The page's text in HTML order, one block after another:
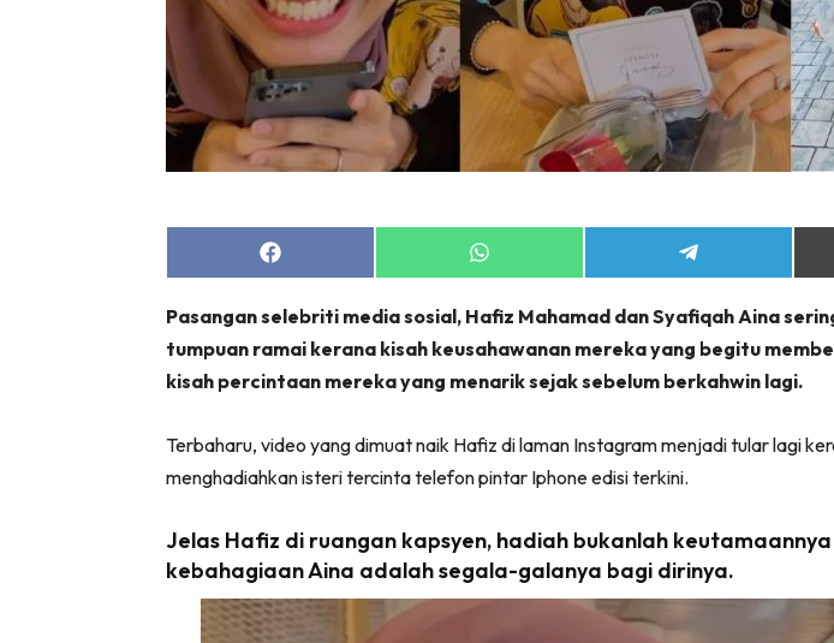
Share
on
Share
on
Share
on
Pasangan selebriti media sosial, Hafiz Mahamad dan Syafiqah Aina
tumpuan ramai kerana kisah keusahawanan mereka yang begitu
kisah percintaan mereka yang menarik sejak sebelum berkahwin lagi.
Terbaharu, video yang dimuat naik Hafiz di laman Instagram menjadi tular lagi
menghadiahkan isteri tercinta telefon pintar Iphone edisi terkini.
Jelas Hafiz di ruangan kapsyen, hadiah bukanlah
kebahagiaan Aina adalah segala-galanya bagi dirinya.